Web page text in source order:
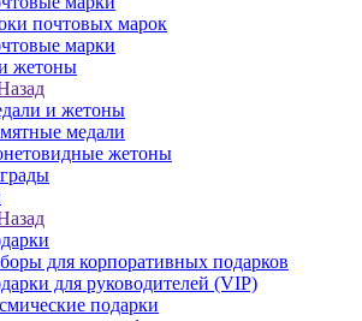
почтовых марок
марки
жетоны
и жетоны
медали
жетоны
для корпоративных подарков
для руководителей (VIP)
подарки